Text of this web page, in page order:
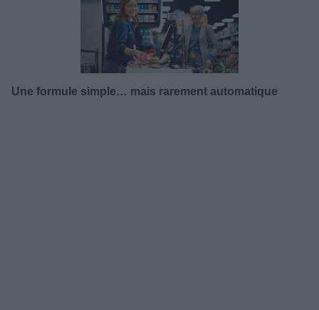
Une formule simple… mais rarement automatique